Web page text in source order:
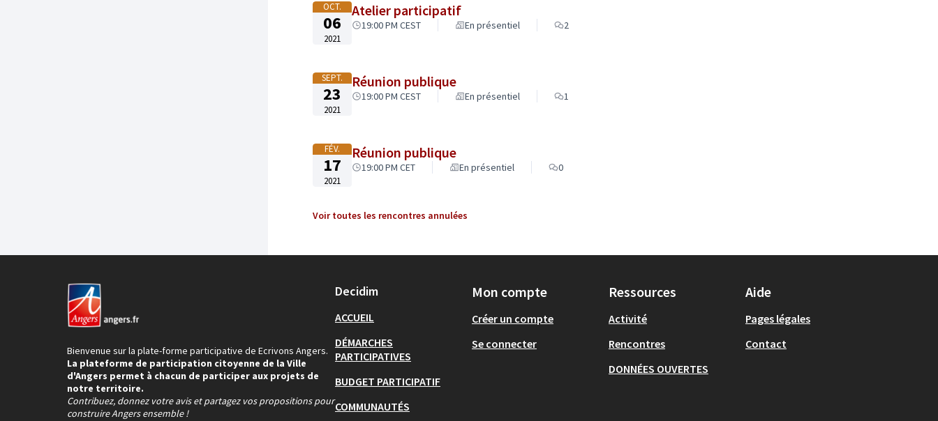
OCT.
06
2021
Atelier participatif
19:00 PM CEST En présentiel 2
SEPT.
23
2021
Réunion publique
19:00 PM CEST En présentiel 1
FÉV.
17
2021
Réunion publique
19:00 PM CET En présentiel 0
Voir toutes les rencontres annulées
Bienvenue sur la plate-forme participative de Ecrivons Angers.
La plateforme de participation citoyenne de la Ville
d'Angers permet à chacun de participer aux projets de
notre territoire.
Contribuez, donnez votre avis et partagez vos propositions pour
construire Angers ensemble !
Decidim
ACCUEIL
DÉMARCHES
PARTICIPATIVES
BUDGET PARTICIPATIF
COMMUNAUTÉS
Mon compte
Créer un compte
Se connecter
Ressources
Activité
Rencontres
DONNÉES OUVERTES
Aide
Pages légales
Contact